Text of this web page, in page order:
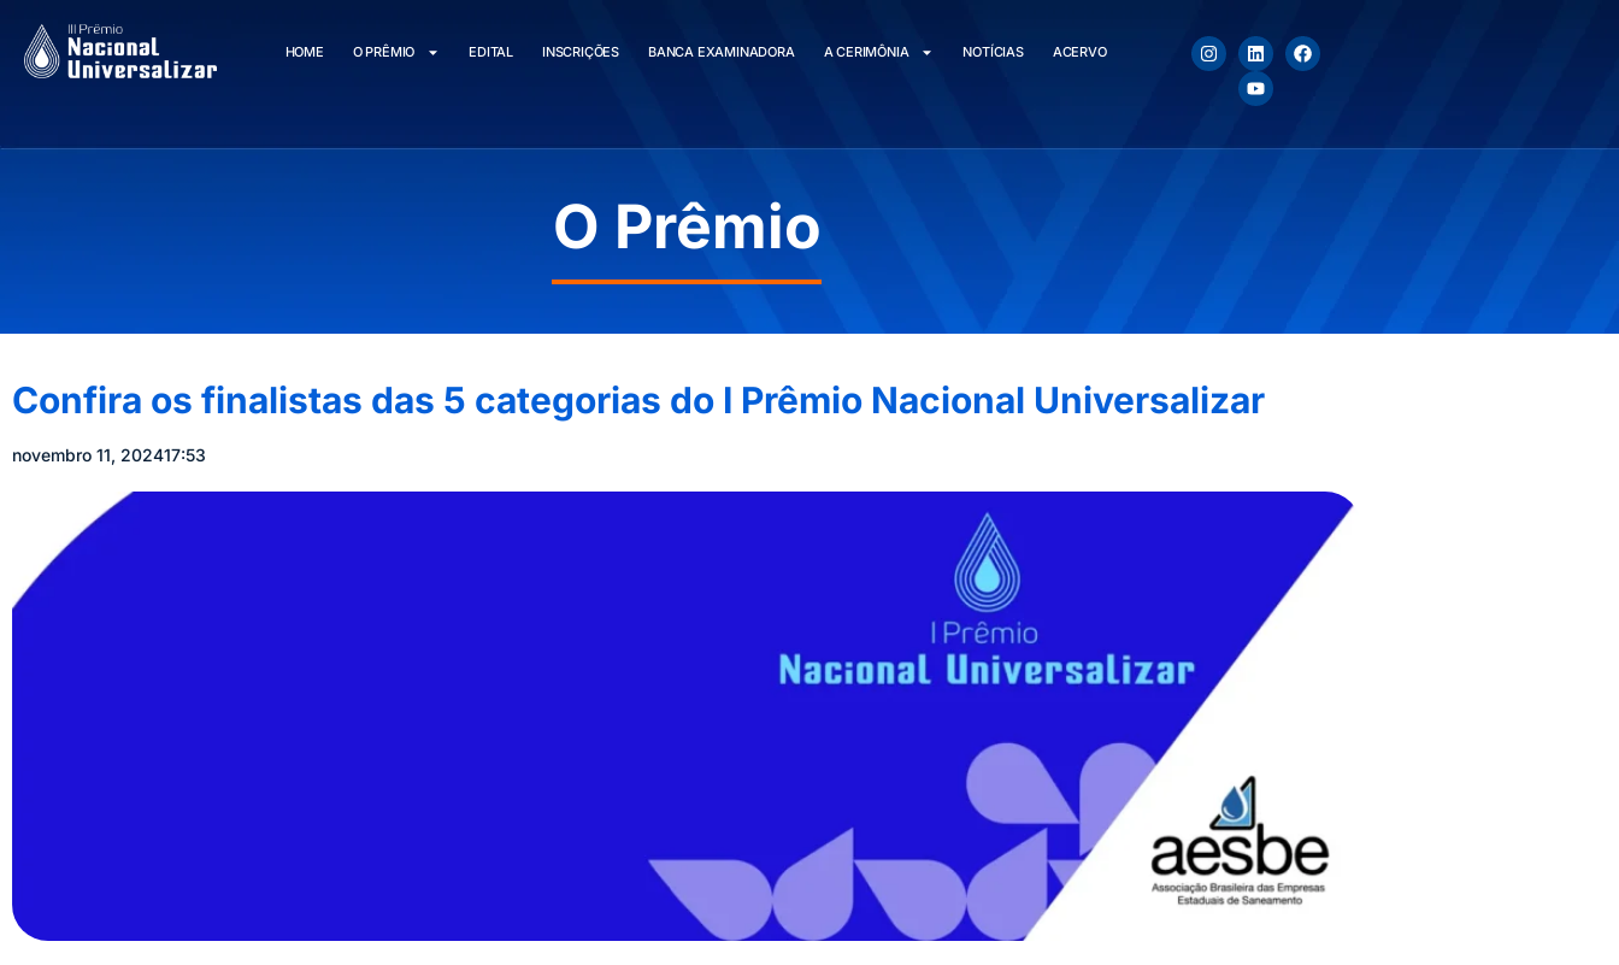
HOME O PRÊMIO EDITAL INSCRIÇÕES BANCA EXAMINADORA A CERIMÔNIA NOTÍCIAS ACERVO
O Prêmio
Confira os finalistas das 5 categorias do I Prêmio Nacional Universalizar
novembro 11, 202417:53